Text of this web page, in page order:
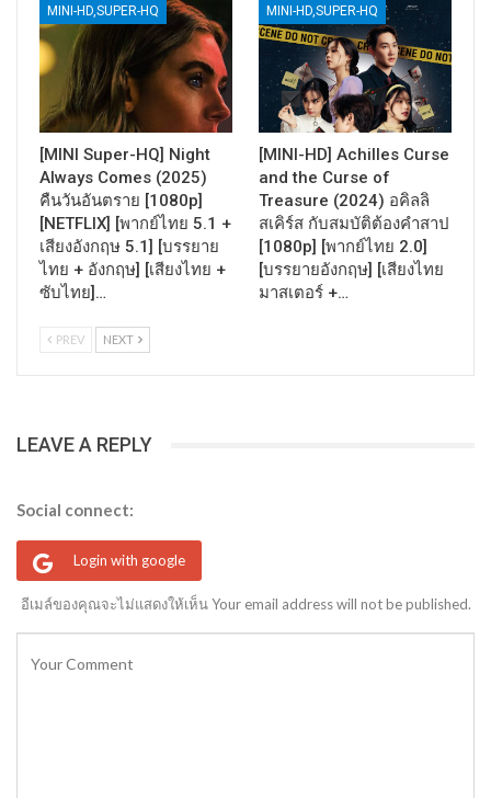
MINI-HD,SUPER-HQ
[MINI Super-HQ] Night
Always Comes (2025)
คืนวันอันตราย [1080p]
[NETFLIX] [พากย์ไทย 5.1 +
เสียงอังกฤษ 5.1] [บรรยาย
ไทย + อังกฤษ] [เสียงไทย +
ซับไทย]…
MINI-HD,SUPER-HQ
[MINI-HD] Achilles Curse
and the Curse of
Treasure (2024) อคิลลิ
สเคิร์ส กับสมบัติต้องคำสาป
[1080p] [พากย์ไทย 2.0]
[บรรยายอังกฤษ] [เสียงไทย
มาสเตอร์ +…
PREV NEXT
LEAVE A REPLY
Social connect:
Login with google
อีเมล์ของคุณจะไม่แสดงให้เห็น Your email address will not be published.